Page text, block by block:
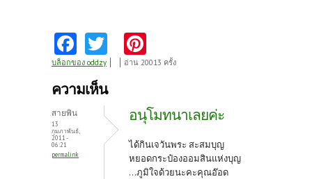
Fa
ce
b
o
o
k
w
itt
nt
es
t
บล็อกของ oddzy อ่าน 20013 ครั้ง
ความเห็น
สายพิน
13
กุมภาพันธ์,
2011 -
06:21
permalink
อนุโมทนาเลยค่ะ
ได้กินเจวันพระ สะสมบุญ
หยอดกระป๋องออมสินแห่งบุญ
...ภูมิใจด้วยนะคะคุณอ๊อด